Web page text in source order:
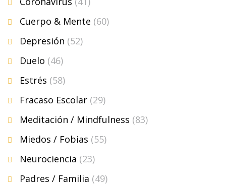
Cuerpo & Mente (60)
Depresión (52)
Duelo (46)
Estrés (58)
Fracaso Escolar (29)
Meditación / Mindfulness (83)
Miedos / Fobias (55)
Neurociencia (23)
Padres / Familia (49)